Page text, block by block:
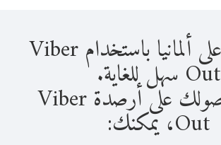
الاتصال على ألمانيا باستخدام Viber
Out سهل للغاية.
بمجرد حصولك على أرصدة Viber
Out، يمكنك: